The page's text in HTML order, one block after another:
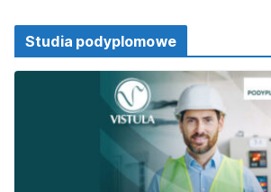
Studia podyplomowe